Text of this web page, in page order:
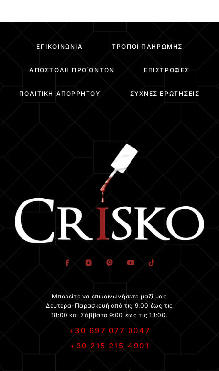
ΕΠΙΚΟΙΝΩΝΊΑ ΤΡΌΠΟΙ ΠΛΗΡΩΜΉΣ
ΑΠΟΣΤΟΛΉ ΠΡΟΪΌΝΤΩΝ ΕΠΙΣΤΡΟΦΈΣ
ΠΟΛΙΤΙΚΉ ΑΠΟΡΡΉΤΟΥ ΣΥΧΝΈΣ ΕΡΩΤΉΣΕΙΣ
Μπορείτε να επικοινωνήσετε μαζί μας
Δευτέρα-Παρασκευή από τις 9:00 έως τις
18:00 και Σάββατο 9:00 έως τις 13:00.
+30 697 077 0047
+30 215 215 4901